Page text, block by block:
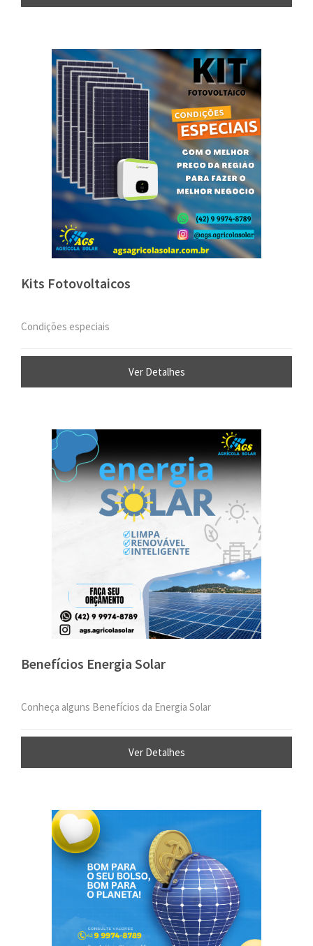
Kits Fotovoltaicos
Condições especiais
Ver Detalhes
Benefícios Energia Solar
Conheça alguns Benefícios da Energia Solar
Ver Detalhes